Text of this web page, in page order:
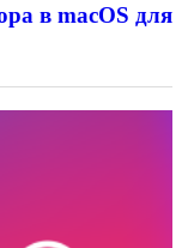
в macOS для